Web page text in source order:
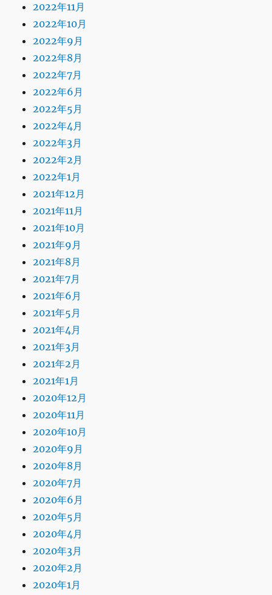
2022年11月
2022年10月
2022年9月
2022年8月
2022年7月
2022年6月
2022年5月
2022年4月
2022年3月
2022年2月
2022年1月
2021年12月
2021年11月
2021年10月
2021年9月
2021年8月
2021年7月
2021年6月
2021年5月
2021年4月
2021年3月
2021年2月
2021年1月
2020年12月
2020年11月
2020年10月
2020年9月
2020年8月
2020年7月
2020年6月
2020年5月
2020年4月
2020年3月
2020年2月
2020年1月